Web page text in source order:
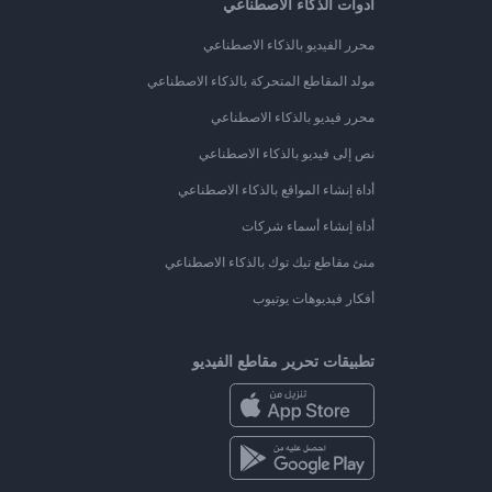
أدوات الذكاء الاصطناعي
محرر الفيديو بالذكاء الاصطناعي
مولد المقاطع المتحركة بالذكاء الاصطناعي
محرر فيديو بالذكاء الاصطناعي
نص إلى فيديو بالذكاء الاصطناعي
أداة إنشاء المواقع بالذكاء الاصطناعي
أداة إنشاء أسماء شركات
منئ مقاطع تيك توك بالذكاء الاصطناعي
أفكار فيديوهات يوتيوب
تطبيقات تحرير مقاطع الفيديو